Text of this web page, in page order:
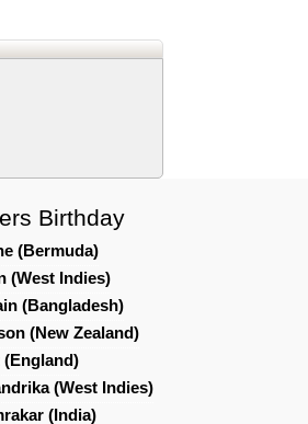
Birthday
(Bermuda)
(West Indies)
(Bangladesh)
(New Zealand)
(West Indies)
(India)